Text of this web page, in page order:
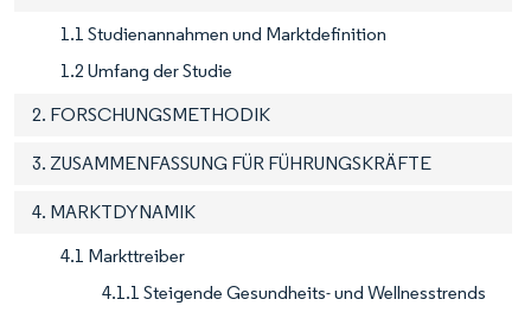
1.1 Studienannahmen und Marktdefinition
1.2 Umfang der Studie
2. FORSCHUNGSMETHODIK
3. ZUSAMMENFASSUNG FÜR FÜHRUNGSKRÄFTE
4. MARKTDYNAMIK
4.1 Markttreiber
4.1.1 Steigende Gesundheits- und Wellnesstrends